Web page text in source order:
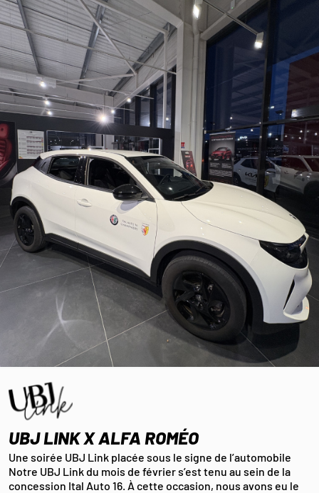
UBJ LINK X ALFA ROMÉO
Une soirée UBJ Link placée sous le signe de l’automobile
Notre UBJ Link du mois de février s’est tenu au sein de la
concession Ital Auto 16. À cette occasion, nous avons eu le